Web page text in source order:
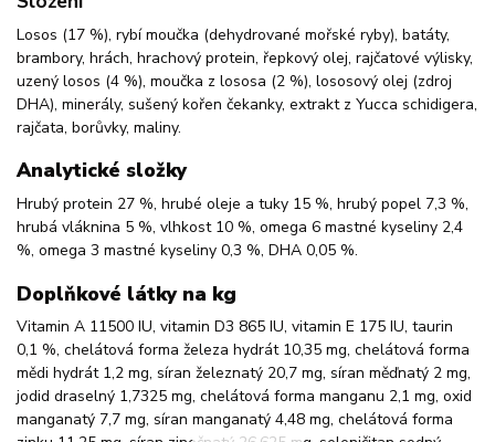
Losos (17 %), rybí moučka (dehydrované mořské ryby), batáty,
brambory, hrách, hrachový protein, řepkový olej, rajčatové výlisky,
uzený losos (4 %), moučka z lososa (2 %), lososový olej (zdroj
DHA), minerály, sušený kořen čekanky, extrakt z Yucca schidigera,
rajčata, borůvky, maliny.
Analytické složky
Hrubý protein 27 %, hrubé oleje a tuky 15 %, hrubý popel 7,3 %,
hrubá vláknina 5 %, vlhkost 10 %, omega 6 mastné kyseliny 2,4
%, omega 3 mastné kyseliny 0,3 %, DHA 0,05 %.
Doplňkové látky na kg
Vitamin A 11500 IU, vitamin D3 865 IU, vitamin E 175 IU, taurin
0,1 %, chelátová forma železa hydrát 10,35 mg, chelátová forma
mědi hydrát 1,2 mg, síran železnatý 20,7 mg, síran měďnatý 2 mg,
jodid draselný 1,7325 mg, chelátová forma manganu 2,1 mg, oxid
manganatý 7,7 mg, síran manganatý 4,48 mg, chelátová forma